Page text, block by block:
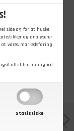
side og for at huske
og analyserer
vores markedsføring
altid har mulighed
Statistiske